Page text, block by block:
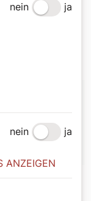
nein ja
nein ja
ANZEIGEN